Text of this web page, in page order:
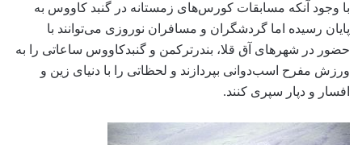
با وجود آنکه مسابقات کورس‌های زمستانه در گنبد کاووس به
پایان رسیده اما گردشگران و مسافران نوروزی می‌توانند با
حضور در شهرهای آق قلا، بندرترکمن و گنبدکاووس ساعاتی را به
ورزش مفرح اسب‌دوانی بپردازند و لحظاتی را با دنیای زین و
افسار و دپار سپری کنند.